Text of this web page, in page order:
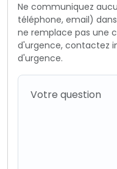
Ne communiquez
téléphone, email)
ne remplace pas une
d'urgence, contactez
d'urgence.